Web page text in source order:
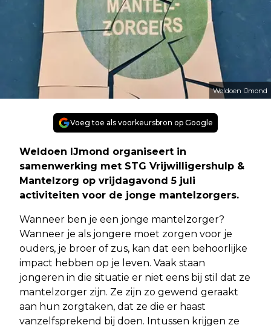
Weldoen IJmond
Voeg toe als voorkeursbron op Google
Weldoen IJmond organiseert in
samenwerking met STG Vrijwilligershulp &
Mantelzorg op vrijdagavond 5 juli
activiteiten voor de jonge mantelzorgers.
Wanneer ben je een jonge mantelzorger?
Wanneer je als jongere moet zorgen voor je
ouders, je broer of zus, kan dat een behoorlijke
impact hebben op je leven. Vaak staan
jongeren in die situatie er niet eens bij stil dat ze
mantelzorger zijn. Ze zijn zo gewend geraakt
aan hun zorgtaken, dat ze die er haast
vanzelfsprekend bij doen. Intussen krijgen ze